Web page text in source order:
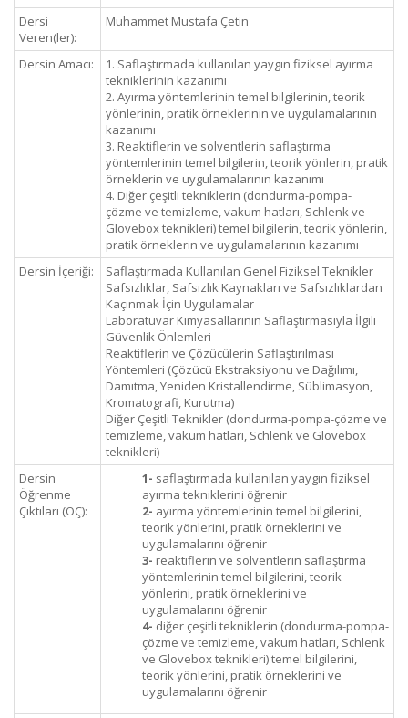
Dersi
Veren(ler):
Muhammet Mustafa Çetin
Dersin Amacı:
1. Saflaştırmada kullanılan yaygın fiziksel ayırma
tekniklerinin kazanımı
2. Ayırma yöntemlerinin temel bilgilerinin, teorik
yönlerinin, pratik örneklerinin ve uygulamalarının
kazanımı
3. Reaktiflerin ve solventlerin saflaştırma
yöntemlerinin temel bilgilerin, teorik yönlerin, pratik
örneklerin ve uygulamalarının kazanımı
4. Diğer çeşitli tekniklerin (dondurma-pompa-
çözme ve temizleme, vakum hatları, Schlenk ve
Glovebox teknikleri) temel bilgilerin, teorik yönlerin,
pratik örneklerin ve uygulamalarının kazanımı
Dersin İçeriği:
Saflaştırmada Kullanılan Genel Fiziksel Teknikler
Safsızlıklar, Safsızlık Kaynakları ve Safsızlıklardan
Kaçınmak İçin Uygulamalar
Laboratuvar Kimyasallarının Saflaştırmasıyla İlgili
Güvenlik Önlemleri
Reaktiflerin ve Çözücülerin Saflaştırılması
Yöntemleri (Çözücü Ekstraksiyonu ve Dağılımı,
Damıtma, Yeniden Kristallendirme, Süblimasyon,
Kromatografi, Kurutma)
Diğer Çeşitli Teknikler (dondurma-pompa-çözme ve
temizleme, vakum hatları, Schlenk ve Glovebox
teknikleri)
Dersin
Öğrenme
Çıktıları (ÖÇ):
1- saflaştırmada kullanılan yaygın fiziksel
ayırma tekniklerini öğrenir
2- ayırma yöntemlerinin temel bilgilerini,
teorik yönlerini, pratik örneklerini ve
uygulamalarını öğrenir
3- reaktiflerin ve solventlerin saflaştırma
yöntemlerinin temel bilgilerini, teorik
yönlerini, pratik örneklerini ve
uygulamalarını öğrenir
4- diğer çeşitli tekniklerin (dondurma-pompa-
çözme ve temizleme, vakum hatları, Schlenk
ve Glovebox teknikleri) temel bilgilerini,
teorik yönlerini, pratik örneklerini ve
uygulamalarını öğrenir